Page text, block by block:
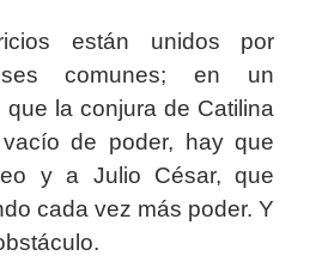
están unidos por
comunes; en un
que la conjura de Catilina
de poder, hay que
y a Julio César, que
cada vez más poder. Y